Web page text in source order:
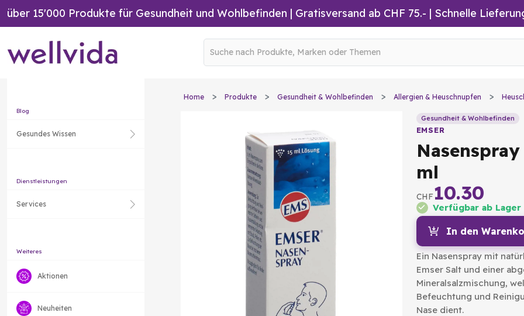
über 15'000 Produkte für Gesundheit und Wohlbefinden | Gratisversand ab CHF 75.- | Schnelle
Blog
Gesundes Wissen
Dienstleistungen
Services
Weiteres
Aktionen
Neuheiten
Home Produkte Gesundheit & Wohlbefinden Allergien & Heuschnupfen
Gesundheit & Wohlbefinden
EMSER
ml
CHF10.30
Verfügbar ab Lager
In den
Ein Nasenspray mit
Emser Salt und einer
Mineralsalzmischung,
Befeuchtung und
Nase dient.